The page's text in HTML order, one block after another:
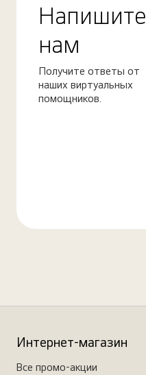
Напишите
нам
Получите ответы от
наших виртуальных
помощников.
Интернет-магазин
Все промо-акции